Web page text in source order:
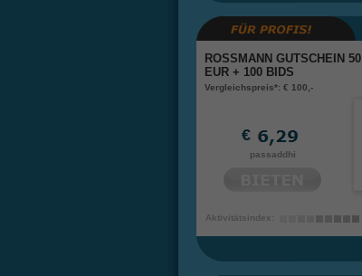
ROSSMANN GUTSCHEIN 50
EUR + 100 BIDS
Vergleichspreis*: € 100,-
€
passaddhi
Aktivitätsindex: